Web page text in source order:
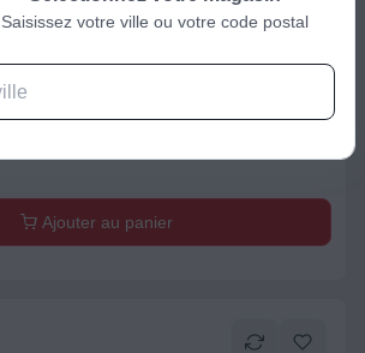
& MASON Bobbi 185 mm
Ajouter au panier
Saisissez votre ville ou votre code postal